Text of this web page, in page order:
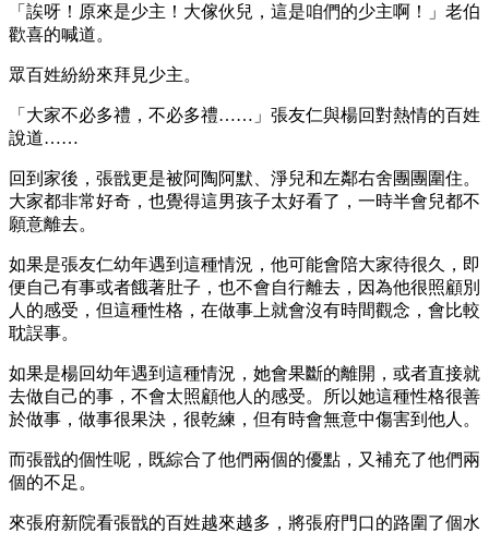
「誒呀！原來是少主！大傢伙兒，這是咱們的少主啊！」老伯
歡喜的喊道。
眾百姓紛紛來拜見少主。
「大家不必多禮，不必多禮……」張友仁與楊回對熱情的百姓
說道……
回到家後，張戩更是被阿陶阿默、淨兒和左鄰右舍團團圍住。
大家都非常好奇，也覺得這男孩子太好看了，一時半會兒都不
願意離去。
如果是張友仁幼年遇到這種情況，他可能會陪大家待很久，即
便自己有事或者餓著肚子，也不會自行離去，因為他很照顧別
人的感受，但這種性格，在做事上就會沒有時間觀念，會比較
耽誤事。
如果是楊回幼年遇到這種情況，她會果斷的離開，或者直接就
去做自己的事，不會太照顧他人的感受。所以她這種性格很善
於做事，做事很果決，很乾練，但有時會無意中傷害到他人。
而張戩的個性呢，既綜合了他們兩個的優點，又補充了他們兩
個的不足。
來張府新院看張戩的百姓越來越多，將張府門口的路圍了個水